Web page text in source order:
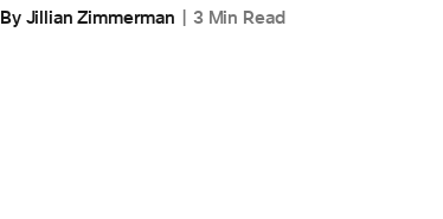
By Jillian Zimmerman 3 Min Read